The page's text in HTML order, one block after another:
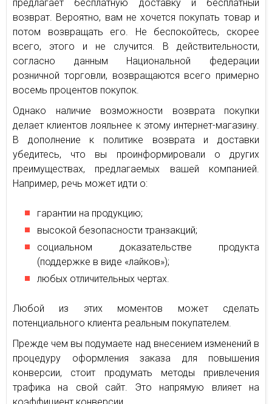
предлагает бесплатную доставку и бесплатный
возврат. Вероятно, вам не хочется покупать товар и
потом возвращать его. Не беспокойтесь, скорее
всего, этого и не случится. В действительности,
согласно данным Национальной федерации
розничной торговли, возвращаются всего примерно
восемь процентов покупок.
Однако наличие возможности возврата покупки
делает клиентов лояльнее к этому интернет-магазину.
В дополнение к политике возврата и доставки
убедитесь, что вы проинформировали о других
преимуществах, предлагаемых вашей компанией.
Например, речь может идти о:
гарантии на продукцию;
высокой безопасности транзакций;
социальном доказательстве продукта
(поддержке в виде «лайков»);
любых отличительных чертах.
Любой из этих моментов может сделать
потенциального клиента реальным покупателем.
Прежде чем вы подумаете над внесением изменений в
процедуру оформления заказа для повышения
конверсии, стоит продумать методы привлечения
трафика на свой сайт. Это напрямую влияет на